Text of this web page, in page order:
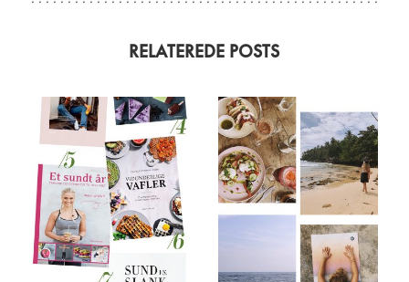
RELATEREDE POSTS